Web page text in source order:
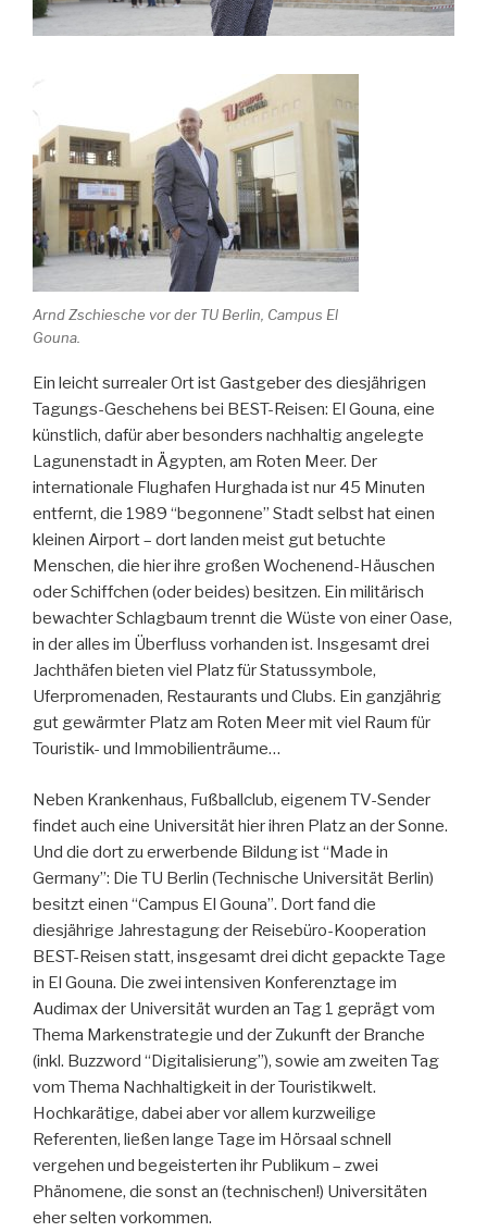
Arnd Zschiesche vor der TU Berlin, Campus El
Gouna.
Ein leicht surrealer Ort ist Gastgeber des diesjährigen
Tagungs-Geschehens bei BEST-Reisen: El Gouna, eine
künstlich, dafür aber besonders nachhaltig angelegte
Lagunenstadt in Ägypten, am Roten Meer. Der
internationale Flughafen Hurghada ist nur 45 Minuten
entfernt, die 1989 “begonnene” Stadt selbst hat einen
kleinen Airport – dort landen meist gut betuchte
Menschen, die hier ihre großen Wochenend-Häuschen
oder Schiffchen (oder beides) besitzen. Ein militärisch
bewachter Schlagbaum trennt die Wüste von einer Oase,
in der alles im Überfluss vorhanden ist. Insgesamt drei
Jachthäfen bieten viel Platz für Statussymbole,
Uferpromenaden, Restaurants und Clubs. Ein ganzjährig
gut gewärmter Platz am Roten Meer mit viel Raum für
Touristik- und Immobilienträume…
Neben Krankenhaus, Fußballclub, eigenem TV-Sender
findet auch eine Universität hier ihren Platz an der Sonne.
Und die dort zu erwerbende Bildung ist “Made in
Germany”: Die TU Berlin (Technische Universität Berlin)
besitzt einen “Campus El Gouna”. Dort fand die
diesjährige Jahrestagung der Reisebüro-Kooperation
BEST-Reisen statt, insgesamt drei dicht gepackte Tage
in El Gouna. Die zwei intensiven Konferenztage im
Audimax der Universität wurden an Tag 1 geprägt vom
Thema Markenstrategie und der Zukunft der Branche
(inkl. Buzzword “Digitalisierung”), sowie am zweiten Tag
vom Thema Nachhaltigkeit in der Touristikwelt.
Hochkarätige, dabei aber vor allem kurzweilige
Referenten, ließen lange Tage im Hörsaal schnell
vergehen und begeisterten ihr Publikum – zwei
Phänomene, die sonst an (technischen!) Universitäten
eher selten vorkommen.